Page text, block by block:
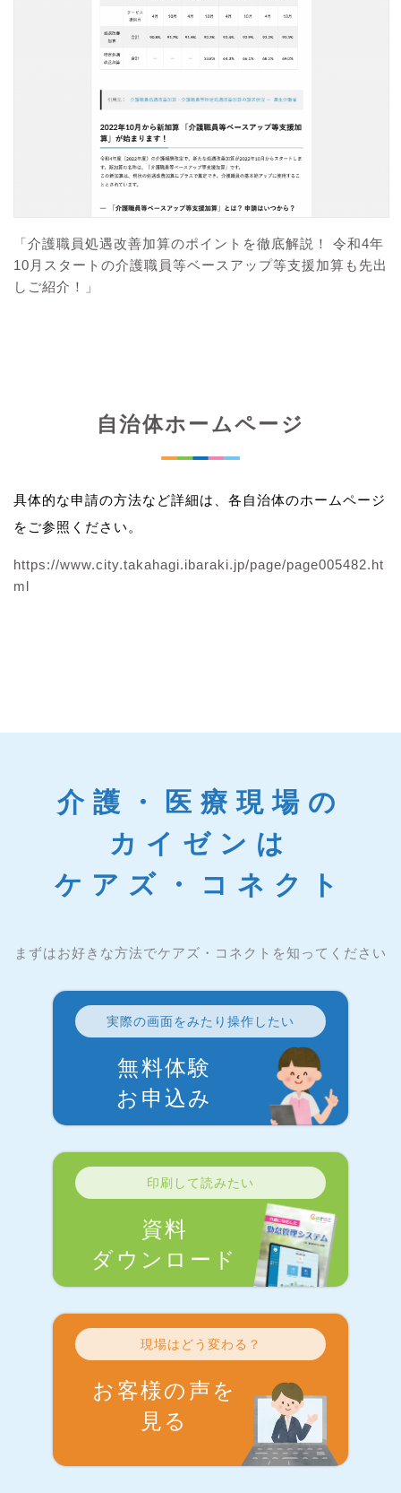
「介護職員処遇改善加算のポイントを徹底解説！ 令和4年
10月スタートの介護職員等ベースアップ等支援加算も先出
しご紹介！」
自治体ホームページ
具体的な申請の方法など詳細は、各自治体のホームページ
をご参照ください。
https://www.city.takahagi.ibaraki.jp/page/page005482.ht
ml
介護・医療現場の
カイゼンは
ケアズ・コネクト
まずはお好きな方法でケアズ・コネクトを知ってください
実際の画面をみたり操作したい
無料体験
お申込み
印刷して読みたい
資料
ダウンロード
現場はどう変わる？
お客様の声を
見る